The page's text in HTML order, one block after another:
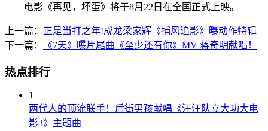
电影《再见，坏蛋》将于8月22日在全国正式上映。
上一篇： 正是当打之年!成龙梁家辉《捕风追影》曝动作特辑
下一篇：
《7天》曝片尾曲《至少还有你》MV 蒋奇明献唱！
热点排行
1
两代人的顶流联手！后街男孩献唱《汪汪队立大功大电
影3》主题曲